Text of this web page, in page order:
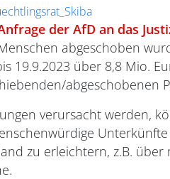
der AfD an das
abgeschoben
19.9.2023 über 8,8 Mio.
abgeschobenen
verursacht werden,
zu erleichtern, z.B. über